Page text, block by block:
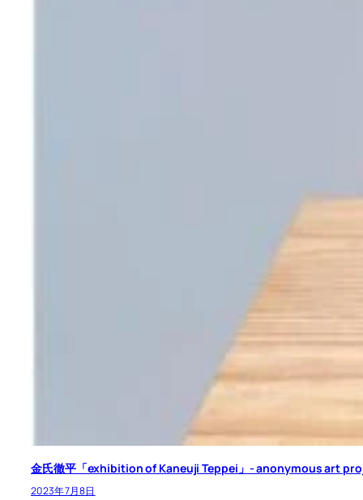
金氏徹平「exhibition of Kaneuji Teppei」- anonymous art
2023年7月8日